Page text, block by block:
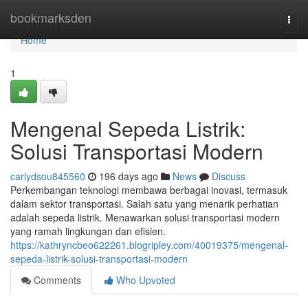
bookmarksden
Home
Home
1
Mengenal Sepeda Listrik:
Solusi Transportasi Modern
carlydsou845560 196 days ago News
Discuss
Perkembangan teknologi membawa berbagai inovasi, termasuk
dalam sektor transportasi. Salah satu yang menarik perhatian
adalah sepeda listrik. Menawarkan solusi transportasi modern
yang ramah lingkungan dan efisien.
https://kathryncbeo622261.blogripley.com/40019375/mengenal-
sepeda-listrik-solusi-transportasi-modern
Comments
Who Upvoted